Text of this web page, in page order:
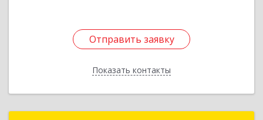
Отправить заявку
Показать контакты
Отправить заявку
Назад